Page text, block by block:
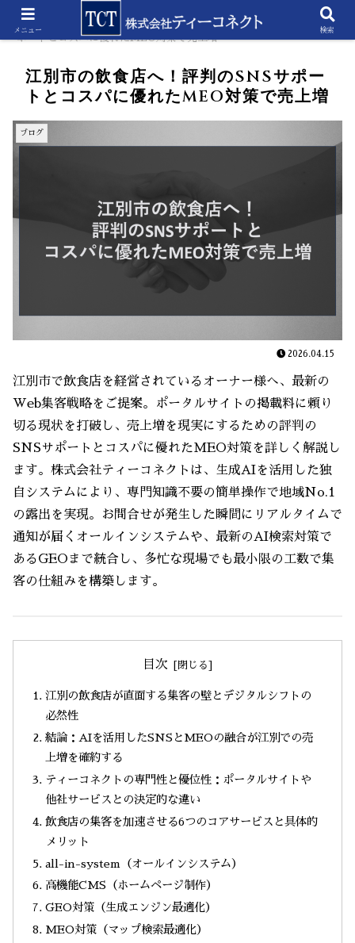
ホーム ブログ
江別市の飲食店へ！評判のSNSサ
ポートとコスパに優れたMEO対策で売上増
江別市の飲食店へ！評判のSNSサポー
トとコスパに優れたMEO対策で売上増
ブログ
2026.04.15
江別市で飲食店を経営されているオーナー様へ、最新の
Web集客戦略をご提案。ポータルサイトの掲載料に頼り
切る現状を打破し、売上増を現実にするための評判の
SNSサポートとコスパに優れたMEO対策を詳しく解説し
ます。株式会社ティーコネクトは、生成AIを活用した独
自システムにより、専門知識不要の簡単操作で地域No.1
の露出を実現。お問合せが発生した瞬間にリアルタイムで
通知が届くオールインシステムや、最新のAI検索対策で
あるGEOまで統合し、多忙な現場でも最小限の工数で集
客の仕組みを構築します。
目次
江別の飲食店が直面する集客の壁とデジタルシフトの
必然性
結論：AIを活用したSNSとMEOの融合が江別での売
上増を確約する
ティーコネクトの専門性と優位性：ポータルサイトや
他社サービスとの決定的な違い
飲食店の集客を加速させる6つのコアサービスと具体的
メリット
all-in-system（オールインシステム）
高機能CMS（ホームページ制作）
GEO対策（生成エンジン最適化）
MEO対策（マップ検索最適化）
メニュー 検索